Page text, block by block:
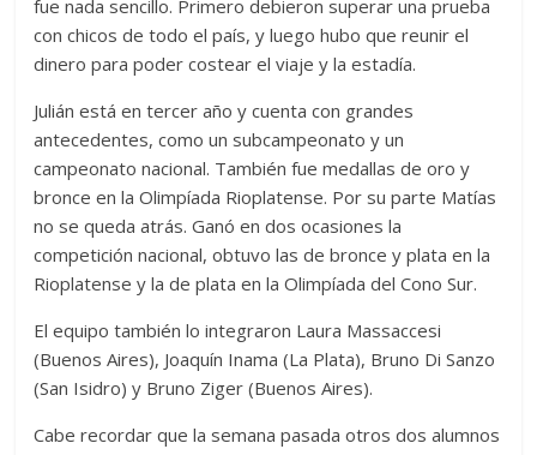
fue nada sencillo. Primero debieron superar una prueba
con chicos de todo el país, y luego hubo que reunir el
dinero para poder costear el viaje y la estadía.
Julián está en tercer año y cuenta con grandes
antecedentes, como un subcampeonato y un
campeonato nacional. También fue medallas de oro y
bronce en la Olimpíada Rioplatense. Por su parte Matías
no se queda atrás. Ganó en dos ocasiones la
competición nacional, obtuvo las de bronce y plata en la
Rioplatense y la de plata en la Olimpíada del Cono Sur.
El equipo también lo integraron Laura Massaccesi
(Buenos Aires), Joaquín Inama (La Plata), Bruno Di Sanzo
(San Isidro) y Bruno Ziger (Buenos Aires).
Cabe recordar que la semana pasada otros dos alumnos